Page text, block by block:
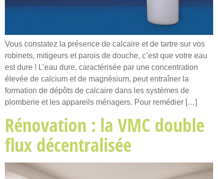
Vous constatez la présence de calcaire et de tartre sur vos
robinets, mitigeurs et parois de douche, c’est que votre eau
est dure ! L’eau dure, caractérisée par une concentration
élevée de calcium et de magnésium, peut entraîner la
formation de dépôts de calcaire dans les systèmes de
plomberie et les appareils ménagers. Pour remédier […]
Rénovation : la VMC double
flux décentralisée